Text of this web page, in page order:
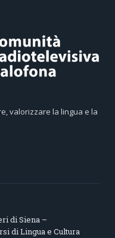
valorizzare la lingua e la
di Siena –
di Lingua e Cultura